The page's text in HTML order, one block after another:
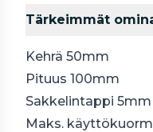
Tärkeimmät
Kehrä 50mm
Pituus 100mm
Sakkelintappi 5mm
Maks.